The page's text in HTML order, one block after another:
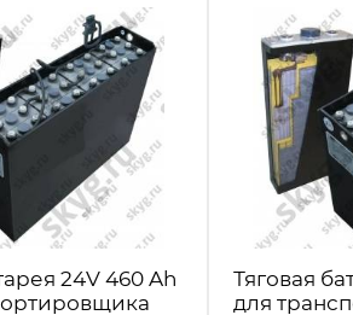
24V 460 Ah
Тяговая
для